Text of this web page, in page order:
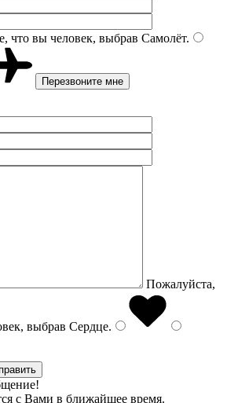
что вы человек, выбрав Самолёт.
Пожалуйста,
выбрав Сердце.
с Вами в ближайшее время.